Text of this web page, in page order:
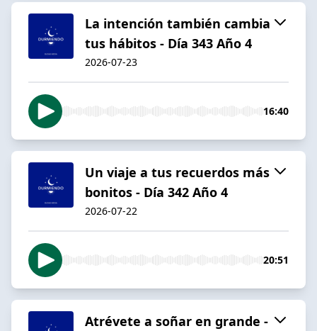
La intención también cambia
tus hábitos - Día 343 Año 4
2026-07-23
16:40
Un viaje a tus recuerdos más
bonitos - Día 342 Año 4
2026-07-22
20:51
Atrévete a soñar en grande -